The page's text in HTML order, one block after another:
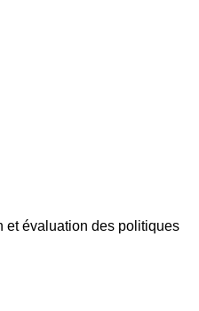
et évaluation des politiques